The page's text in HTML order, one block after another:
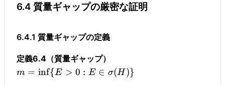
6.4 質量ギャップの厳密な証明
6.4.1 質量ギャップの定義
定義6.4（質量ギャップ）
m = inf{E > 0 : E ∈ σ(H )}